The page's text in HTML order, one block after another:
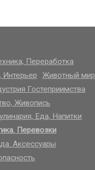
Переработка
Животный мир
Гостеприимства
Живопись
Еда, Напитки
Перевозки
Аксессуары